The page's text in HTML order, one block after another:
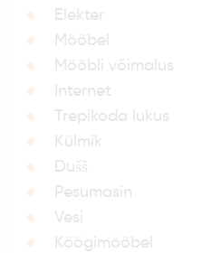
Elekter
Mööbel
Mööbli võimalus
Internet
Trepikoda lukus
Külmik
Dušš
Pesumasin
Vesi
Köögimööbel